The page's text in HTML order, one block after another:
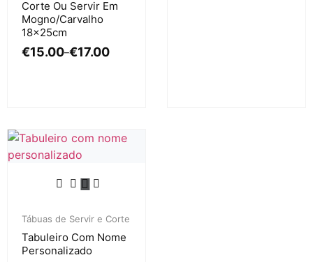
Corte Ou Servir Em
Mogno/carvalho
18x25cm
€15.00–€17.00
Tábuas de Servir e Corte
Tabuleiro Com Nome
Personalizado